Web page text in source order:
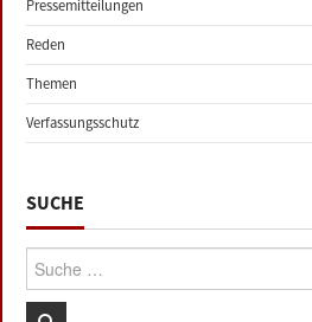
Pressemitteilungen
Reden
Themen
Verfassungsschutz
SUCHE
Suche: